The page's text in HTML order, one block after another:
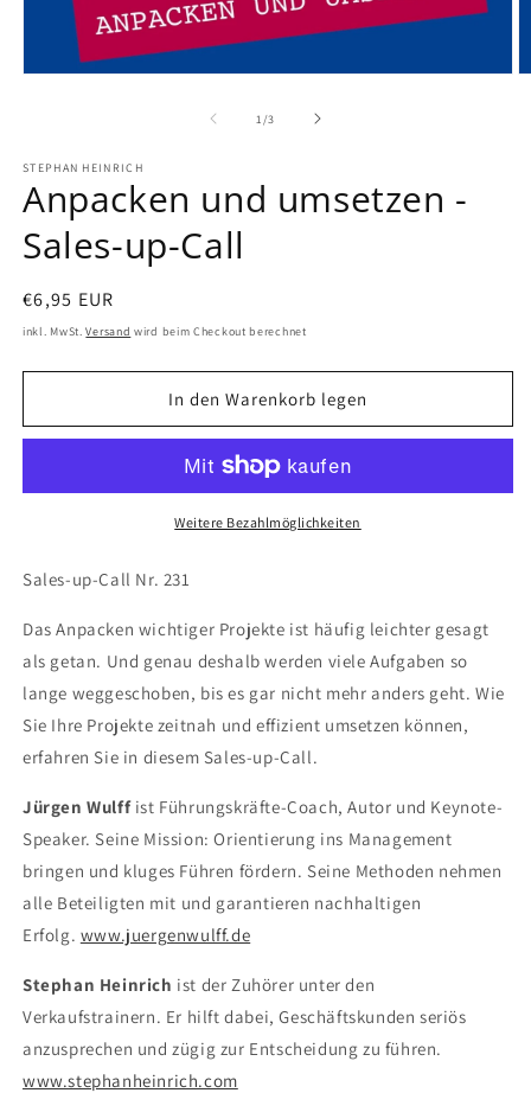
1 /von
3
STEPHAN HEINRICH
Anpacken und umsetzen -
Sales-up-Call
Normaler
Preis
€6,95 EUR
inkl. MwSt.Versand wird beim Checkout berechnet
In den Warenkorb legen
Weitere Bezahlmöglichkeiten
Sales-up-Call Nr. 231
Das Anpacken wichtiger Projekte ist häufig leichter gesagt
als getan. Und genau deshalb werden viele Aufgaben so
lange weggeschoben, bis es gar nicht mehr anders geht. Wie
Sie Ihre Projekte zeitnah und effizient umsetzen können,
erfahren Sie in diesem Sales-up-Call.
Jürgen Wulffist Führungskräfte-Coach, Autor und Keynote-
Speaker. Seine Mission: Orientierung ins Management
bringen und kluges Führen fördern. Seine Methoden nehmen
alle Beteiligten mit und garantieren nachhaltigen
Erfolg. www.juergenwulff.de
Stephan Heinrich ist der Zuhörer unter den
Verkaufstrainern. Er hilft dabei, Geschäftskunden seriös
anzusprechen und zügig zur Entscheidung zu führen.
www.stephanheinrich.com